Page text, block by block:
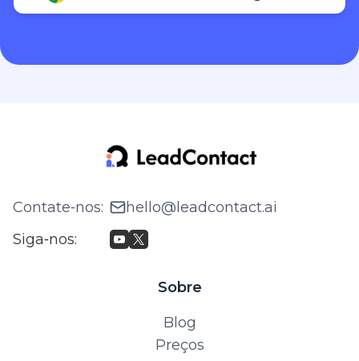
Contate‑nos:
hello@leadcontact.ai
Siga‑nos:
Sobre
Blog
Preços